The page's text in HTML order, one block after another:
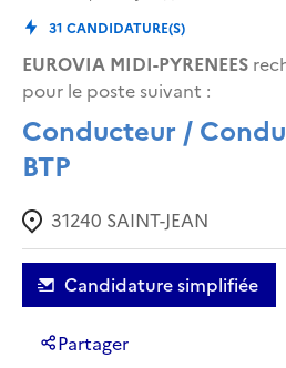
31 CANDIDATURE(S)
EUROVIA MIDI-PYRENEES
pour le poste suivant :
Conducteur /
BTP
31240 SAINT-JEAN
Candidature simplifiée
Partager